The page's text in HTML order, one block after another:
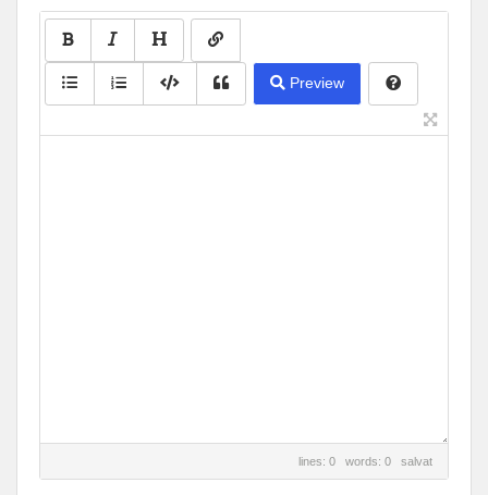
Preview
lines: 0 words: 0 salvat